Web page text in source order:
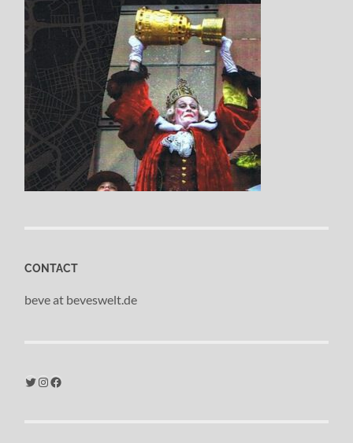
CONTACT
beve at beveswelt.de
Twitter Instagram Facebook